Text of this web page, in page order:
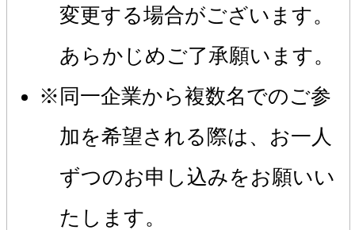
変更する場合がございます。
あらかじめご了承願います。
同一企業から複数名でのご参
加を希望される際は、お一人
ずつのお申し込みをお願いい
たします。